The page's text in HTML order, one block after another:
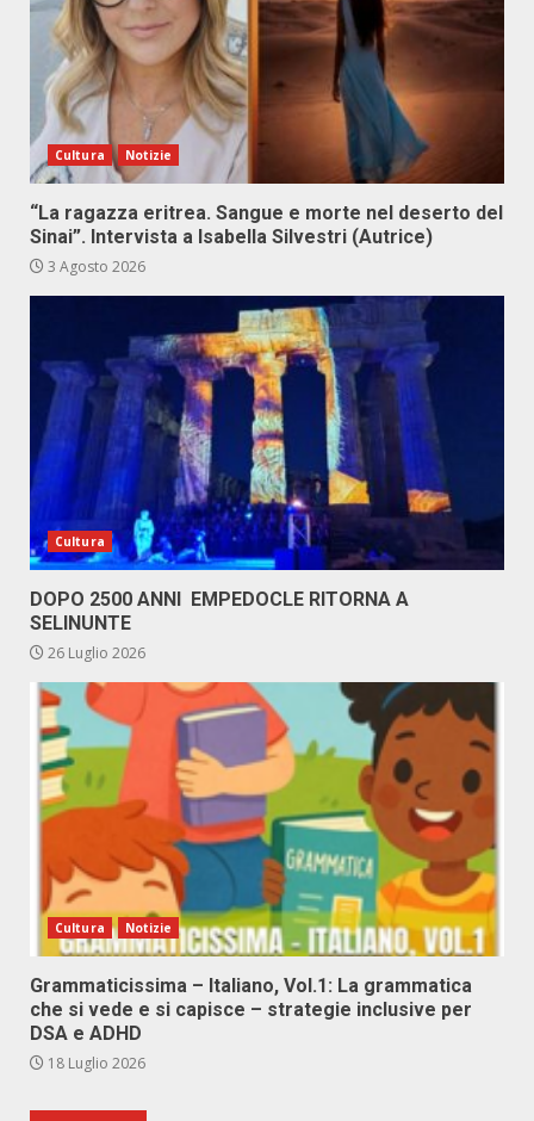
Cultura Notizie
“La ragazza eritrea. Sangue e morte nel deserto del
Sinai”. Intervista a Isabella Silvestri (Autrice)
3 Agosto 2026
Cultura
DOPO 2500 ANNI EMPEDOCLE RITORNA A
SELINUNTE
26 Luglio 2026
Cultura Notizie
Grammaticissima – Italiano, Vol.1: La grammatica
che si vede e si capisce – strategie inclusive per
DSA e ADHD
18 Luglio 2026